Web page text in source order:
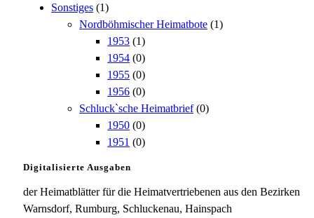
Sonstiges (1)
Nordböhmischer Heimatbote (1)
1953 (1)
1954 (0)
1955 (0)
1956 (0)
Schluck`sche Heimatbrief (0)
1950 (0)
1951 (0)
Digitalisierte Ausgaben
der Heimatblätter für die Heimatvertriebenen aus den Bezirken
Warnsdorf, Rumburg, Schluckenau, Hainspach